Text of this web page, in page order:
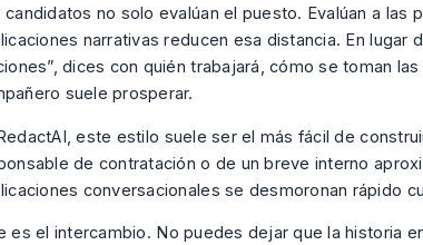
candidatos no solo evalúan el puesto. Evalúan a las
narrativas reducen esa distancia. En lugar
dices con quién trabajará, cómo se toman
suele prosperar.
, este estilo suele ser el más fácil de
de contratación o de un breve interno
conversacionales se desmoronan rápido
es el intercambio. No puedes dejar que la historia